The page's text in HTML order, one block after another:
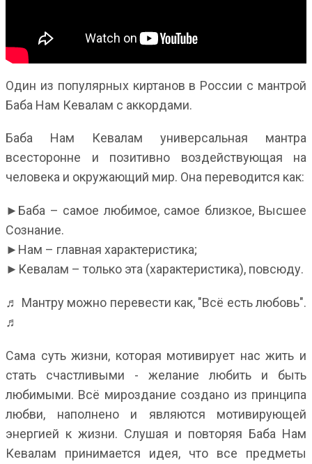
Один из популярных киртанов в России с мантрой
Баба Нам Кевалам с аккордами.
Баба Нам Кевалам универсальная мантра
всесторонне и позитивно воздействующая на
человека и окружающий мир. Она переводится как:
►Баба – самое любимое, самое близкое, Высшее
Сознание.
►Нам – главная характеристика;
►Кевалам – только эта (характеристика), повсюду.
♬ Мантру можно перевести как, "Всё есть любовь".
♬
Сама суть жизни, которая мотивирует нас жить и
стать счастливыми - желание любить и быть
любимыми. Всё мироздание создано из принципа
любви, наполнено и являются мотивирующей
энергией к жизни. Слушая и повторяя Баба Нам
Кевалам принимается идея, что все предметы